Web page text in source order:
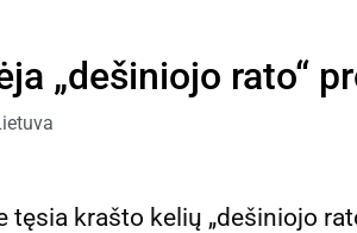
„dešiniojo rato“
tęsia krašto kelių „dešiniojo